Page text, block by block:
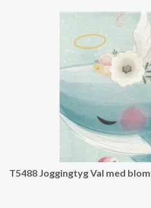
T5488 Joggingtyg Val med